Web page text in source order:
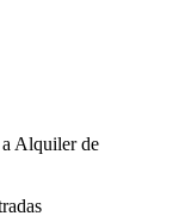
Alquiler de